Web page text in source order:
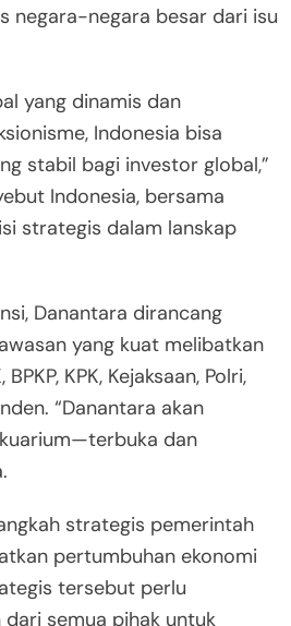
negara-negara besar dari isu
yang dinamis dan
Indonesia bisa
stabil bagi investor global,”
Indonesia, bersama
strategis dalam lanskap
Danantara dirancang
yang kuat melibatkan
KPK, Kejaksaan, Polri,
“Danantara akan
dan
strategis pemerintah
pertumbuhan ekonomi
tersebut perlu
semua pihak untuk